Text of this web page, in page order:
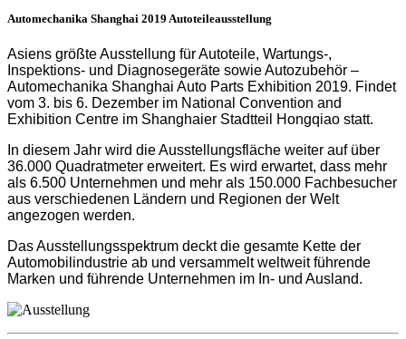
Automechanika Shanghai 2019 Autoteileausstellung
Asiens größte Ausstellung für Autoteile, Wartungs-,
Inspektions- und Diagnosegeräte sowie Autozubehör –
Automechanika Shanghai Auto Parts Exhibition 2019. Findet
vom 3. bis 6. Dezember im National Convention and
Exhibition Centre im Shanghaier Stadtteil Hongqiao statt.
In diesem Jahr wird die Ausstellungsfläche weiter auf über
36.000 Quadratmeter erweitert. Es wird erwartet, dass mehr
als 6.500 Unternehmen und mehr als 150.000 Fachbesucher
aus verschiedenen Ländern und Regionen der Welt
angezogen werden.
Das Ausstellungsspektrum deckt die gesamte Kette der
Automobilindustrie ab und versammelt weltweit führende
Marken und führende Unternehmen im In- und Ausland.